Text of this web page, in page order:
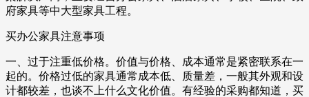
府家具等中大型家具工程。
买办公家具注意事项
一、过于注重低价格。价值与价格、成本通常是紧密联系在一
起的。价格过低的家具通常成本低、质量差，一般其外观和设
计都较差，也谈不上什么文化价值。有经验的采购都知道，买